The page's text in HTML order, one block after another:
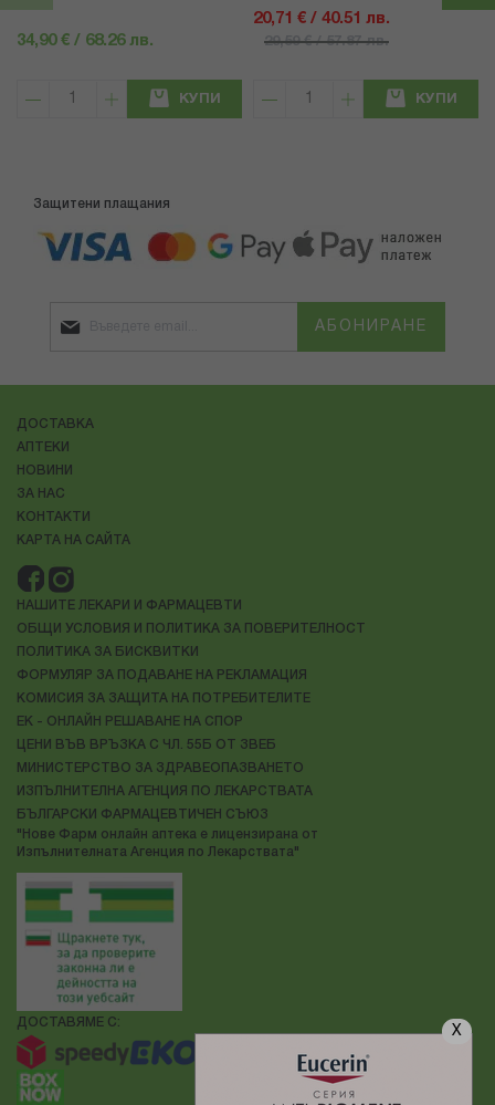
X
34,90 € / 68.26 лв.
КУПИ
20,71 € / 40.51 лв.
29,59 € / 57.87 лв.
КУПИ
Защитени плащания
АБОНИРАНЕ
ДОСТАВКА
АПТЕКИ
НОВИНИ
ЗА НАС
КОНТАКТИ
КАРТА НА САЙТА
НАШИТЕ ЛЕКАРИ И ФАРМАЦЕВТИ
ОБЩИ УСЛОВИЯ И ПОЛИТИКА ЗА ПОВЕРИТЕЛНОСТ
ПОЛИТИКА ЗА БИСКВИТКИ
ФОРМУЛЯР ЗА ПОДАВАНЕ НА РЕКЛАМАЦИЯ
КОМИСИЯ ЗА ЗАЩИТА НА ПОТРЕБИТЕЛИТЕ
ЕК - ОНЛАЙН РЕШАВАНЕ НА СПОР
ЦЕНИ ВЪВ ВРЪЗКА С ЧЛ. 55Б ОТ ЗВЕБ
МИНИСТЕРСТВО ЗА ЗДРАВЕОПАЗВАНЕТО
ИЗПЪЛНИТЕЛНА АГЕНЦИЯ ПО ЛЕКАРСТВАТА
БЪЛГАРСКИ ФАРМАЦЕВТИЧЕН СЪЮЗ
"Нове Фарм онлайн аптека е лицензирана от
Изпълнителната Агенция по Лекарствата"
ДОСТАВЯМЕ С: